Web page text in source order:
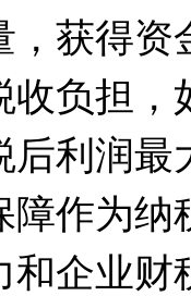
，获得
收负担
后利润
障作为
和企业财